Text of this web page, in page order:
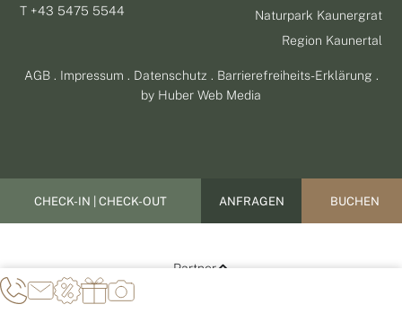
T +43 5475 5544
Naturpark Kaunergrat
Region Kaunertal
AGB. Impressum . Datenschutz . Barrierefreiheits-Erklärung .
by Huber Web Media
ANFRAGEN BUCHEN
Partner